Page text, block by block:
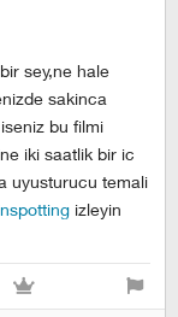
sey,ne hale
sakinca
bu filmi
iki saatlik bir ic
uyusturucu temali
izleyin